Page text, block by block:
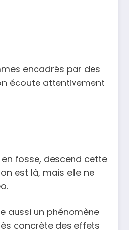
encadrés par des
écoute attentivement
fosse, descend cette
est là, mais elle ne
aussi un phénomène
concrète des effets